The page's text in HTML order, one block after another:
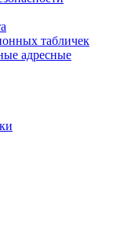
табличек
адресные